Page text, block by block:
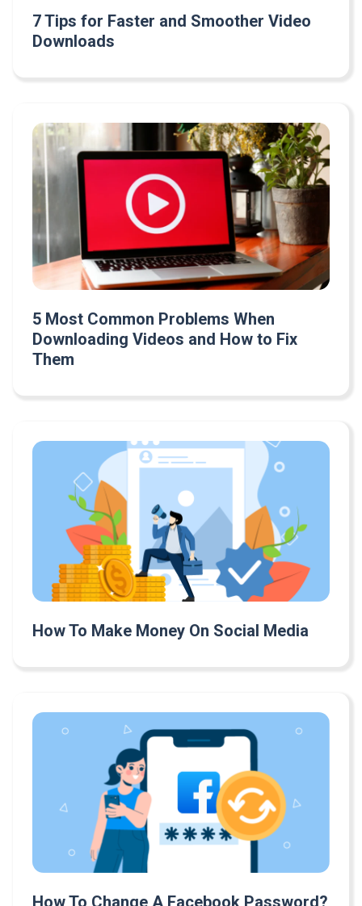
7 Tips for Faster and Smoother Video
Downloads
5 Most Common Problems When
Downloading Videos and How to Fix
Them
How To Make Money On Social Media
How To Change A Facebook Password?